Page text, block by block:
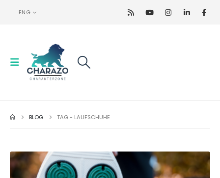
ENG
BLOG TAG - LAUFSCHUHE